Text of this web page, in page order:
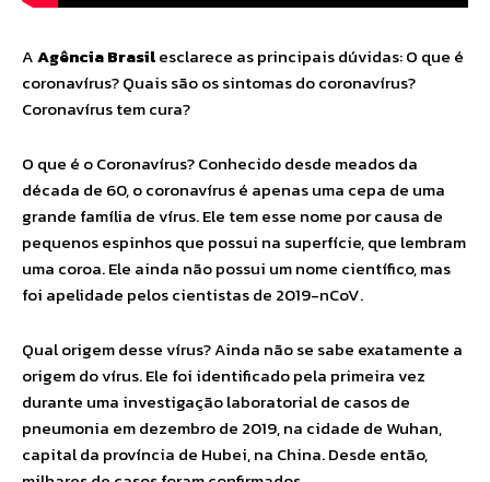
AAgência Brasilesclarece as principais dúvidas: O que é
coronavírus? Quais são os sintomas do coronavírus?
Coronavírus tem cura?
O que é o Coronavírus? Conhecido desde meados da
década de 60, o coronavírus é apenas uma cepa de uma
grande família de vírus. Ele tem esse nome por causa de
pequenos espinhos que possui na superfície, que lembram
uma coroa. Ele ainda não possui um nome científico, mas
foi apelidade pelos cientistas de 2019-nCoV.
Qual origem desse vírus? Ainda não se sabe exatamente a
origem do vírus. Ele foi identificado pela primeira vez
durante uma investigação laboratorial de casos de
pneumonia em dezembro de 2019, na cidade de Wuhan,
capital da província de Hubei, na China. Desde então,